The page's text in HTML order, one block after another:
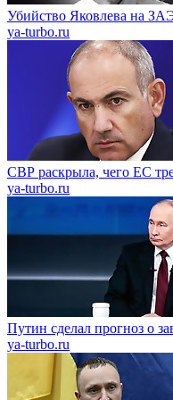
Убийство Яковлева на
ya-turbo.ru
СВР раскрыла, чего ЕС
ya-turbo.ru
Путин сделал прогноз о
ya-turbo.ru